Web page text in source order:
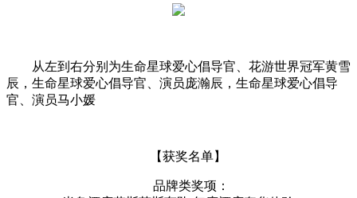
从左到右分别为生命星球爱心倡导官、花游世界冠军黄雪
辰，生命星球爱心倡导官、演员庞瀚辰，生命星球爱心倡导
官、演员马小媛
【获奖名单】
品牌类奖项：